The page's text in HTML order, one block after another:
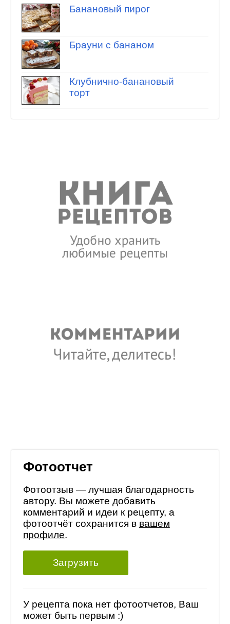
Банановый пирог
Брауни с бананом
Клубнично-банановый
торт
Фотоотчет
Фотоотзыв — лучшая благодарность
автору. Вы можете добавить
комментарий и идеи к рецепту, а
фотоотчёт сохранится в вашем
профиле.
Загрузить
У рецепта пока нет фотоотчетов, Ваш
может быть первым :)